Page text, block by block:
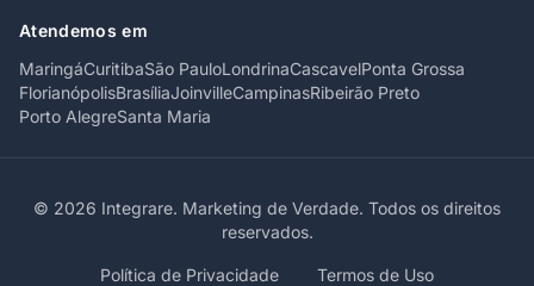
Atendemos em
MaringáCuritibaSão PauloLondrinaCascavelPonta Grossa
FlorianópolisBrasíliaJoinvilleCampinasRibeirão Preto
Porto AlegreSanta Maria
© 2026 Integrare. Marketing de Verdade. Todos os direitos
reservados.
Política de Privacidade Termos de Uso